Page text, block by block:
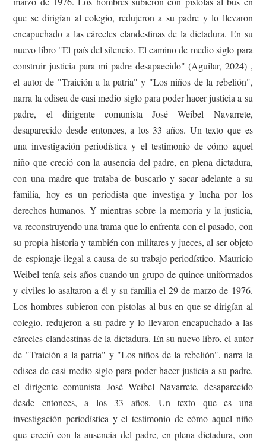
que se dirigían al colegio, redujeron a su padre y lo llevaron
encapuchado a las cárceles clandestinas de la dictadura. En su
nuevo libro "El país del silencio. El camino de medio siglo para
construir justicia para mi padre desapaecido" (Aguilar, 2024) ,
el autor de "Traición a la patria" y "Los niños de la rebelión",
narra la odisea de casi medio siglo para poder hacer justicia a su
padre, el dirigente comunista José Weibel Navarrete,
desaparecido desde entonces, a los 33 años. Un texto que es
una investigación periodística y el testimonio de cómo aquel
niño que creció con la ausencia del padre, en plena dictadura,
con una madre que trataba de buscarlo y sacar adelante a su
familia, hoy es un periodista que investiga y lucha por los
derechos humanos. Y mientras sobre la memoria y la justicia,
va reconstruyendo una trama que lo enfrenta con el pasado, con
su propia historia y también con militares y jueces, al ser objeto
de espionaje ilegal a causa de su trabajo periodístico. Mauricio
Weibel tenía seis años cuando un grupo de quince uniformados
y civiles lo asaltaron a él y su familia el 29 de marzo de 1976.
Los hombres subieron con pistolas al bus en que se dirigían al
colegio, redujeron a su padre y lo llevaron encapuchado a las
cárceles clandestinas de la dictadura. En su nuevo libro, el autor
de "Traición a la patria" y "Los niños de la rebelión", narra la
odisea de casi medio siglo para poder hacer justicia a su padre,
el dirigente comunista José Weibel Navarrete, desaparecido
desde entonces, a los 33 años. Un texto que es una
investigación periodística y el testimonio de cómo aquel niño
que creció con la ausencia del padre, en plena dictadura, con